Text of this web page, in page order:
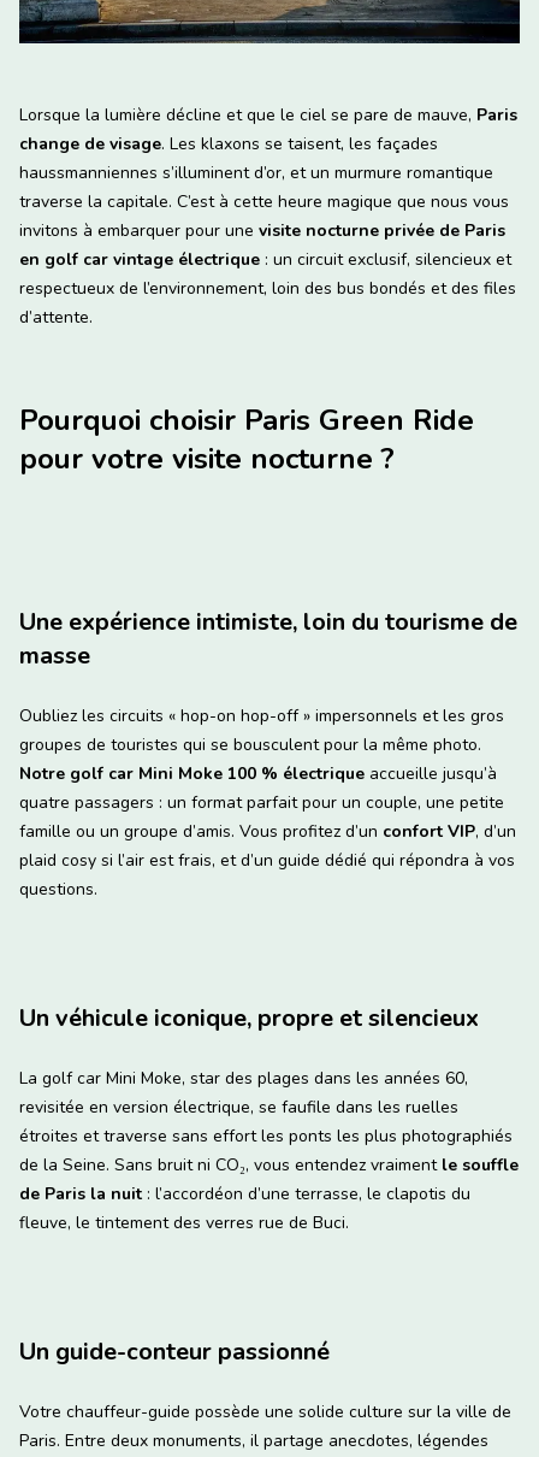
Lorsque la lumière décline et que le ciel se pare de mauve, Paris
change de visage. Les klaxons se taisent, les façades
haussmanniennes s’illuminent d’or, et un murmure romantique
traverse la capitale. C’est à cette heure magique que nous vous
invitons à embarquer pour une visite nocturne privée de Paris
en golf car vintage électrique : un circuit exclusif, silencieux et
respectueux de l’environnement, loin des bus bondés et des files
d’attente.
Pourquoi choisir Paris Green Ride
pour votre visite nocturne ?
Une expérience intimiste, loin du tourisme de
masse
Oubliez les circuits « hop-on hop-off » impersonnels et les gros
groupes de touristes qui se bousculent pour la même photo.
Notre golf car Mini Moke 100 % électrique accueille jusqu’à
quatre passagers : un format parfait pour un couple, une petite
famille ou un groupe d’amis. Vous profitez d’un confort VIP, d’un
plaid cosy si l’air est frais, et d’un guide dédié qui répondra à vos
questions.
Un véhicule iconique, propre et silencieux
La golf car Mini Moke, star des plages dans les années 60,
revisitée en version électrique, se faufile dans les ruelles
étroites et traverse sans effort les ponts les plus photographiés
de la Seine. Sans bruit ni CO₂, vous entendez vraiment le souffle
de Paris la nuit : l’accordéon d’une terrasse, le clapotis du
fleuve, le tintement des verres rue de Buci.
Un guide-conteur passionné
Votre chauffeur-guide possède une solide culture sur la ville de
Paris. Entre deux monuments, il partage anecdotes, légendes